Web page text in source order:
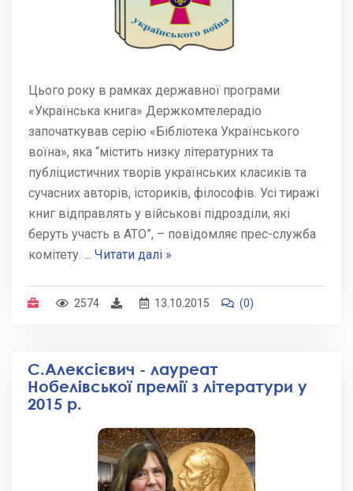
Цього року в рамках державної програми
«Українська книга» Держкомтелерадіо
започаткував серію «Бібліотека Українського
воїна», яка “містить низку літературних та
публіцистичних творів українських класиків та
сучасних авторів, істориків, філософів. Усі тиражі
книг відправлять у військові підрозділи, які
беруть участь в АТО”, – повідомляє прес-служба
комітету. ... Читати далі »
2574 13.10.2015 (0)
С.Алексієвич - лауреат
Нобелівської премії з літератури у
2015 р.